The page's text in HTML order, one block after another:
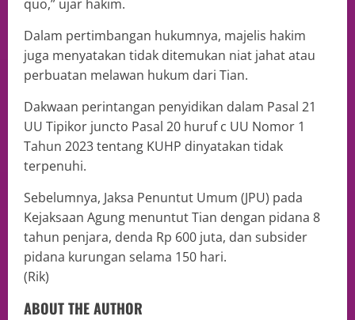
quo,” ujar hakim.
Dalam pertimbangan hukumnya, majelis hakim
juga menyatakan tidak ditemukan niat jahat atau
perbuatan melawan hukum dari Tian.
Dakwaan perintangan penyidikan dalam Pasal 21
UU Tipikor juncto Pasal 20 huruf c UU Nomor 1
Tahun 2023 tentang KUHP dinyatakan tidak
terpenuhi.
Sebelumnya, Jaksa Penuntut Umum (JPU) pada
Kejaksaan Agung menuntut Tian dengan pidana 8
tahun penjara, denda Rp 600 juta, dan subsider
pidana kurungan selama 150 hari.
(Rik)
ABOUT THE AUTHOR